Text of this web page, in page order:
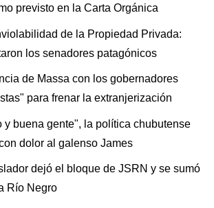
previsto en la Carta Orgánica
de la Propiedad Privada:
los senadores patagónicos
de Massa con los gobernadores
para frenar la extranjerización
y buena gente", la política chubutense
dolor al galenso James
dejó el bloque de JSRN y se sumó
Río Negro